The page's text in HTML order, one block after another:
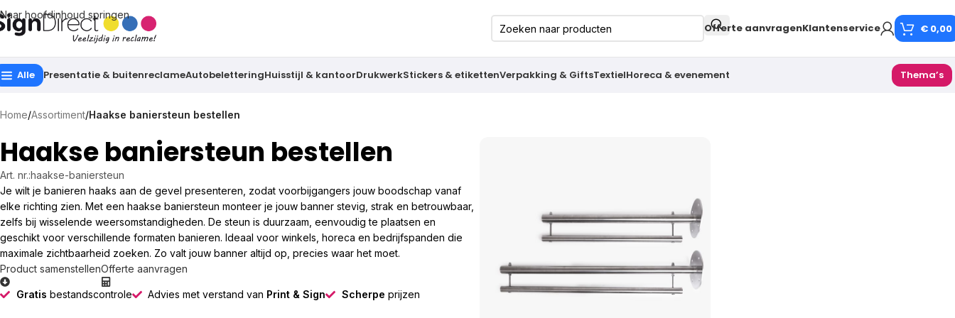
Naar hoofdinhoud springen
Offerte aanvragenKlantenservice € 0,00
Alle Presentatie & buitenreclameAutobeletteringHuisstijl & kantoorDrukwerkStickers & etikettenVerpakking & GiftsTextielHoreca & evenement Thema’s
Home/Assortiment/Haakse baniersteun bestellen
Haakse baniersteun bestellen
Art. nr.:haakse-baniersteun
Je wilt je banieren haaks aan de gevel presenteren, zodat voorbijgangers jouw boodschap vanaf
elke richting zien. Met een haakse baniersteun monteer je jouw banner stevig, strak en betrouwbaar,
zelfs bij wisselende weersomstandigheden. De steun is duurzaam, eenvoudig te plaatsen en
geschikt voor verschillende formaten banieren. Ideaal voor winkels, horeca en bedrijfspanden die
maximale zichtbaarheid zoeken. Zo valt jouw banner altijd op, precies waar het moet.
Product samenstellenOfferte aanvragen
Gratis bestandscontrole Advies met verstand van Print & Sign Scherpe prijzen